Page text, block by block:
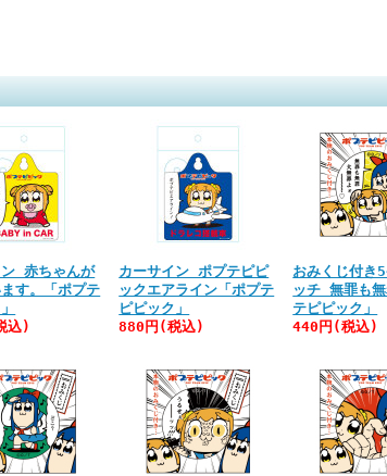
ン 赤ちゃんが
す。「ポプテ
込)
カーサイン ポプテピピ
ックエアライン「ポプテ
ピピック」
880円(税込)
おみくじ付き
ッチ 無罪も
テピピック」
440円(税込)